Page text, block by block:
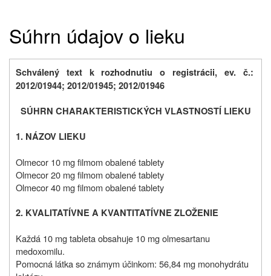
Súhrn údajov o lieku
Schválený text k rozhodnutiu o registrácii, ev. č.:
2012/01944; 2012/01945; 2012/01946
SÚHRN CHARAKTERISTICKÝCH VLASTNOSTÍ LIEKU
1. NÁZOV LIEKU
Olmecor 10 mg filmom obalené tablety
Olmecor 20 mg filmom obalené tablety
Olmecor 40 mg filmom obalené tablety
2. KVALITATÍVNE A KVANTITATÍVNE ZLOŽENIE
Každá 10 mg tableta obsahuje 10 mg olmesartanu
medoxomilu.
Pomocná látka so známym účinkom: 56,84 mg monohydrátu